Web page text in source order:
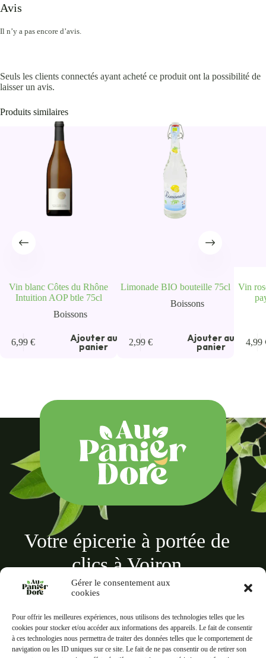
Gérer le consentement aux
cookies
Pour offrir les meilleures expériences, nous utilisons des technologies telles que les
cookies pour stocker et/ou accéder aux informations des appareils. Le fait de consentir
à ces technologies nous permettra de traiter des données telles que le comportement de
navigation ou les ID uniques sur ce site. Le fait de ne pas consentir ou de retirer son
Avis
Il n’y a pas encore d’avis.
Seuls les clients connectés ayant acheté ce produit ont la possibilité de
laisser un avis.
Produits similaires
Vin blanc Côtes du Rhône
Intuition AOP btle 75cl
Boissons
6,99€ Ajouter au
panier
Limonade BIO bouteille 75cl
Boissons
2,99 € Ajouter au
panier
Vin
4,99
Votre épicerie à portée de
clics à Voiron
Au panier doré
18 Rue des Terreaux, 38500 Voiron